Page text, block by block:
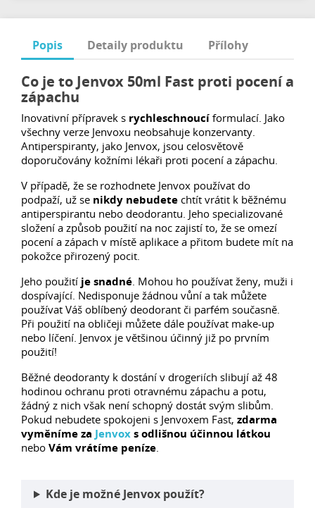
Popis Detaily produktu Přílohy
Co je to Jenvox 50ml Fast proti pocení a
zápachu
Inovativní přípravek s rychleschnoucí formulací. Jako
všechny verze Jenvoxu neobsahuje konzervanty.
Antiperspiranty, jako Jenvox, jsou celosvětově
doporučovány kožními lékaři proti pocení a zápachu.
V případě, že se rozhodnete Jenvox používat do
podpaží, už se nikdy nebudete chtít vrátit k běžnému
antiperspirantu nebo deodorantu. Jeho specializované
složení a způsob použití na noc zajistí to, že se omezí
pocení a zápach v místě aplikace a přitom budete mít na
pokožce přirozený pocit.
Jeho použití je snadné. Mohou ho používat ženy, muži i
dospívající. Nedisponuje žádnou vůní a tak můžete
používat Váš oblíbený deodorant či parfém současně.
Při použití na obličeji můžete dále používat make-up
nebo líčení. Jenvox je většinou účinný již po prvním
použití!
Běžné deodoranty k dostání v drogeriích slibují až 48
hodinou ochranu proti otravnému zápachu a potu,
žádný z nich však není schopný dostát svým slibům.
Pokud nebudete spokojeni s Jenvoxem Fast, zdarma
vyměníme za Jenvox s odlišnou účinnou látkou
nebo Vám vrátíme peníze.
Kde je možné Jenvox použít?